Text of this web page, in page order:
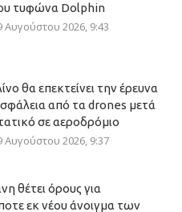
τυφώνα Dolphin
Αυγούστου 2026, 9:43
θα επεκτείνει την έρευνα
από τα drones μετά
σε αεροδρόμιο
Αυγούστου 2026, 9:37
θέτει όρους για
εκ νέου άνοιγμα των